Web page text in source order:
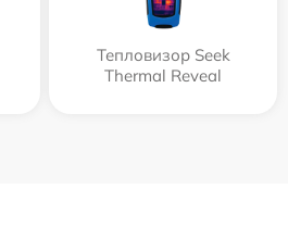
Тепловизор Seek
Thermal Reveal